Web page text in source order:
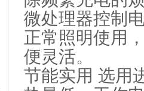
微处理器控制
正常照明使用
便灵活。
节能实用 选用